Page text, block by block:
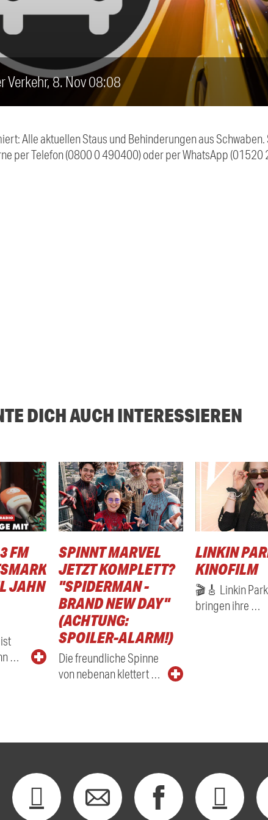
Verkehr, 8. Nov 08:08
Alle aktuellen Staus und Behinderungen aus
per Telefon (0800 0 490400) oder per WhatsApp (01520
DICH AUCH INTERESSIEREN
FM
JAHN
…
SPINNT MARVEL
JETZT KOMPLETT?
"SPIDERMAN -
BRAND NEW DAY"
(ACHTUNG:
SPOILER-ALARM!)
Die freundliche Spinne
von nebenan klettert …
LINKIN
KINOFILM
🎬🎸 Linkin Park
bringen ihre …